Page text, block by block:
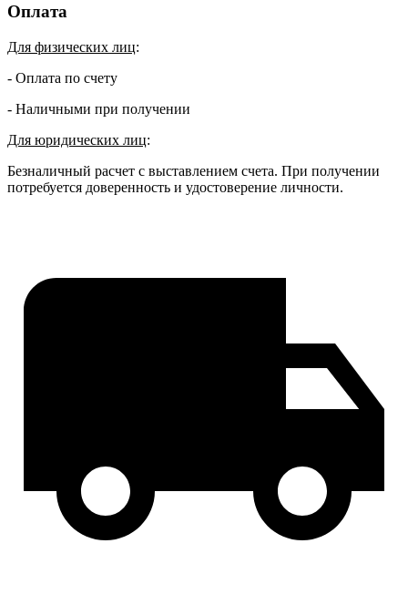
Оплата
Для физических лиц:
- Оплата по счету
- Наличными при получении
Для юридических лиц:
Безналичный расчет с выставлением счета. При получении
потребуется доверенность и удостоверение личности.